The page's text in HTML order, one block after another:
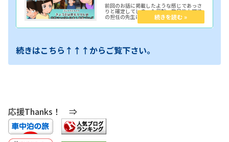
前回のお話に掲載したような感じであっさ
りと確定してしまった受験。数日後小学校
の担任の先生にその旨を説明し、校長先生
から受験の許可を頂きまして。その後目指
すべく中学校の説明会に参加したり色々と
て…！？
続きはこちら↑↑↑からご覧下さい。
応援Thanks！ ⇒